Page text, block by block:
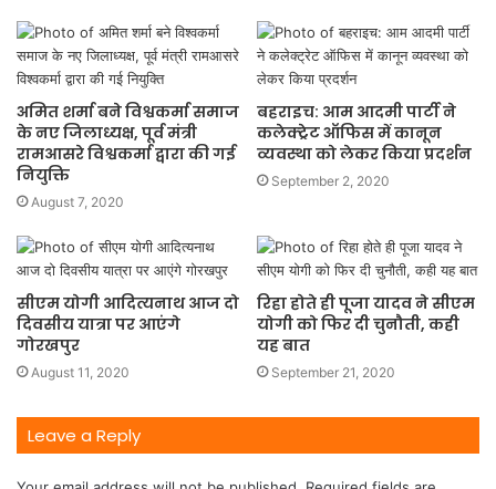
अमित शर्मा बने विश्वकर्मा समाज
के नए जिलाध्यक्ष, पूर्व मंत्री
रामआसरे विश्वकर्मा द्वारा की गई
नियुक्ति
August 7, 2020
बहराइच: आम आदमी पार्टी ने
कलेक्ट्रेट ऑफिस में कानून
व्यवस्था को लेकर किया प्रदर्शन
September 2, 2020
सीएम योगी आदित्यनाथ आज दो
दिवसीय यात्रा पर आएंगे
गोरखपुर
August 11, 2020
रिहा होते ही पूजा यादव ने सीएम
योगी को फिर दी चुनौती, कही
यह बात
September 21, 2020
Leave a Reply